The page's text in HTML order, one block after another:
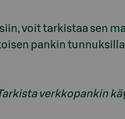
voit tarkistaa sen
pankin
verkkopankin